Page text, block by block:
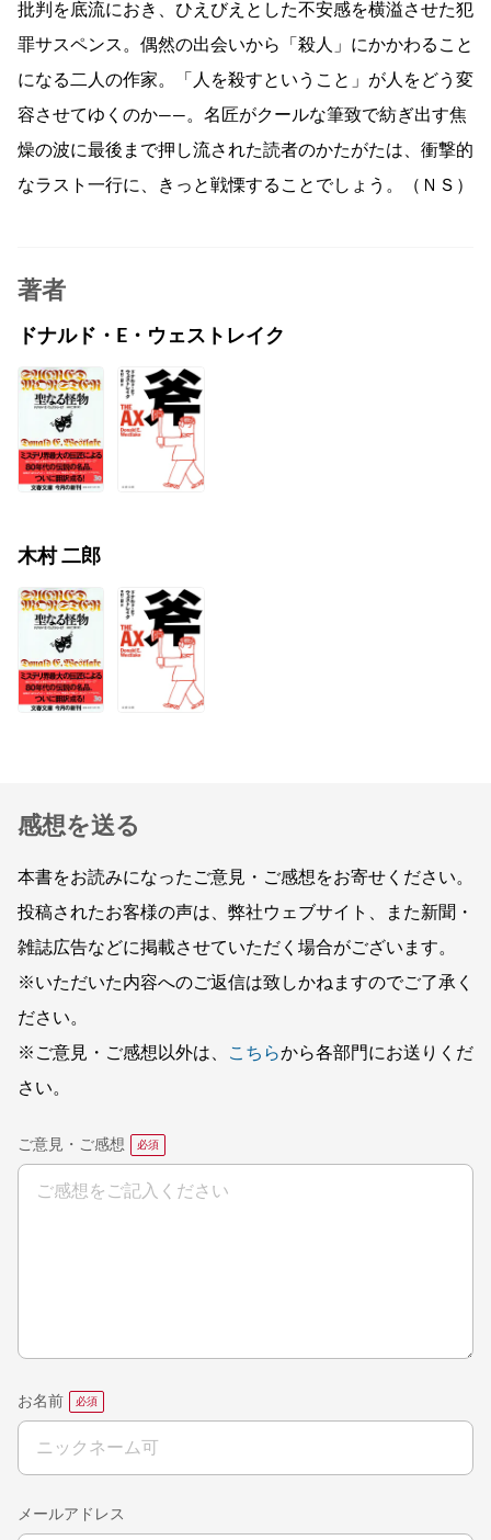
批判を底流におき、ひえびえとした不安感を横溢させた犯
罪サスペンス。偶然の出会いから「殺人」にかかわること
になる二人の作家。「人を殺すということ」が人をどう変
容させてゆくのか――。名匠がクールな筆致で紡ぎ出す焦
燥の波に最後まで押し流された読者のかたがたは、衝撃的
なラスト一行に、きっと戦慄することでしょう。（ＮＳ）
著者
ドナルド・E・ウェストレイク
木村 二郎
感想を送る
本書をお読みになったご意見・ご感想をお寄せください。
投稿されたお客様の声は、弊社ウェブサイト、また新聞・
雑誌広告などに掲載させていただく場合がございます。
※いただいた内容へのご返信は致しかねますのでご了承く
ださい。
※ご意見・ご感想以外は、
こちらから各部門にお送りくだ
さい。
ご意見・ご感想
お名前
メールアドレス